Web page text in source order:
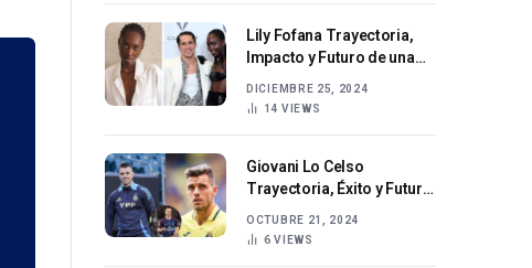
Lily Fofana Trayectoria,
Impacto y Futuro de una
DICIEMBRE 25, 2024
14 VIEWS
Giovani Lo Celso
Trayectoria, Éxito y Futuro
OCTUBRE 21, 2024
6VIEWS